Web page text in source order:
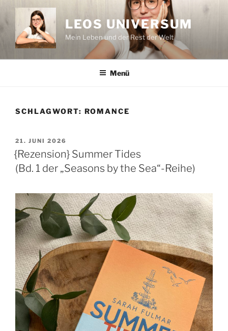
Zum
springen
LEOS UNIVERSUM
Mein Leben und der Rest der Welt
Menü
SCHLAGWORT: ROMANCE
VERÖFFENTLICHT
AM
21. JUNI 2026
{Rezension} Summer Tides
(Bd. 1 der „Seasons by the Sea“-Reihe)